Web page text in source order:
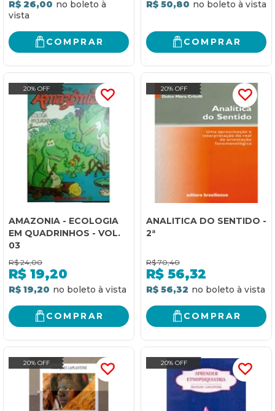
R$ 26,00
COMPRAR
R$ 50,80
COMPRAR
20% OFF
AMAZONIA - ECOLOGIA
EM QUADRINHOS - VOL.
03
R$ 24,00
R$ 19,20
R$ 19,20
COMPRAR
20% OFF
ANALITICA DO SENTIDO -
2ª
R$ 70,40
R$ 56,32
R$ 56,32
COMPRAR
20% OFF 20% OFF